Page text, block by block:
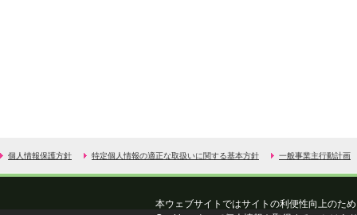
本ウェブサイトではサイトの利便性向上のた
個人情報保護方針 特定個人情報の適正な取扱いに関する基本方針 一般事業主行動計画